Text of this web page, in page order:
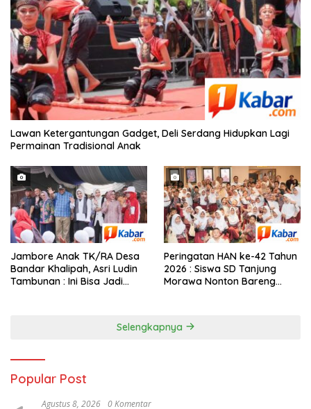
Lawan Ketergantungan Gadget, Deli Serdang Hidupkan Lagi
Permainan Tradisional Anak
Jambore Anak TK/RA Desa
Bandar Khalipah, Asri Ludin
Tambunan : Ini Bisa Jadi
Peringatan HAN ke-42 Tahun
2026 : Siswa SD Tanjung
Morawa Nonton Bareng
Selengkapnya
Popular Post
Agustus 8, 2026 0 Komentar